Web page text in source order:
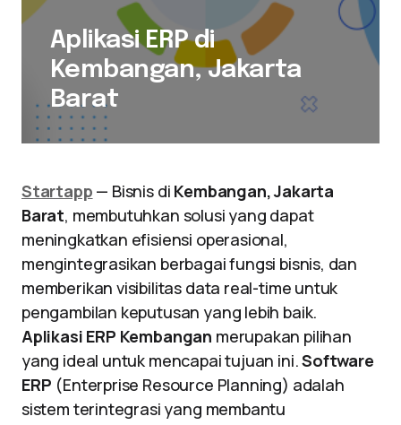
Aplikasi ERP di
Kembangan, Jakarta
Barat
Startapp — Bisnis di Kembangan, Jakarta
Barat, membutuhkan solusi yang dapat
meningkatkan efisiensi operasional,
mengintegrasikan berbagai fungsi bisnis, dan
memberikan visibilitas data real-time untuk
pengambilan keputusan yang lebih baik.
Aplikasi ERP Kembangan merupakan pilihan
yang ideal untuk mencapai tujuan ini.Software
ERP (Enterprise Resource Planning) adalah
sistem terintegrasi yang membantu